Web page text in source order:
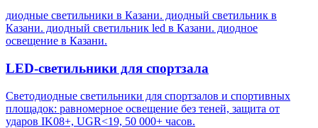
диодные светильники в Казани. диодный светильник в
Казани. диодный светильник led в Казани. диодное
освещение в Казани.
LED-светильники для спортзала
Светодиодные светильники для спортзалов и спортивных
площадок: равномерное освещение без теней, защита от
ударов IK08+, UGR<19, 50 000+ часов.